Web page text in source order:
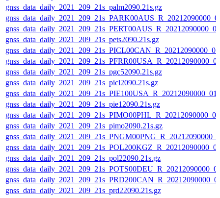
gnss_data_daily_2021_209_21s_palm2090.21s.gz
gnss_data_daily_2021_209_21s_pets2090.21s.gz
gnss_data_daily_2021_209_21s_pgc52090.21s.gz
gnss_data_daily_2021_209_21s_picl2090.21s.gz
gnss_data_daily_2021_209_21s_pie12090.21s.gz
gnss_data_daily_2021_209_21s_pimo2090.21s.gz
gnss_data_daily_2021_209_21s_pol22090.21s.gz
gnss_data_daily_2021_209_21s_prd22090.21s.gz